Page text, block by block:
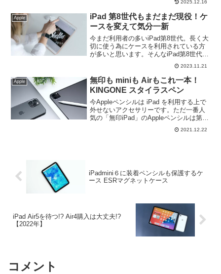
を構築する方が賢い選択でしょう。
2025.12.16
Apple
iPad 第8世代もまだまだ現役！ケ
ースを変えて気分一新
今まだ利用者の多いiPad第8世代。長く大
切に使う為にケースを利用されている方
が多いと思います。そんなiPad第8世代の
ケースを新しくして気分を換えてみませ
んか？長く利用可能なiPadだからこそ綺
麗な状態をいつまでも！
2023.11.21
Apple
無印も miniも Airもこれ一本！
KINGONE スタイラスペン
今Appleペンシルは iPad を利用する上で
外せないアクセサリーです。ただ一番人
気の「無印iPad」のAppleペンシルは第１
世代、それ以外は第２世代が対応と「無
印iPad」と他の iPad を一緒に利用されて
2021.12.22
iPadmini６に装着ペンシルも保護するケ
ース ESRマグネットケース
iPad Air5を待つ!? Air4購入は大丈夫!?
【2022年】
コメント